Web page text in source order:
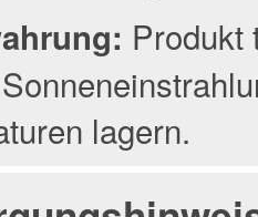
Produkt
lagern.